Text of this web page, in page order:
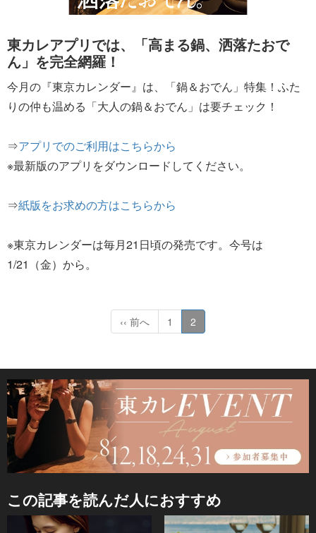
東カレアプリでは、「高まる鍋、洒落たおで
ん」を完全網羅！
今月の『東京カレンダー』は、「鍋＆おでん」特集！ふた
りの仲も温める「大人の鍋＆おでん」は要チェック！
⇒アプリでのご利用はこちらから
※最新版のアプリをダウンロードしてください。
⇒紙版をお求めの方はこちらから
※東京カレンダーは毎月21日頃の発売です。今号は
1/21（金）から。
‹‹ 前へ 1 2
この記事を読んだ人におすすめ